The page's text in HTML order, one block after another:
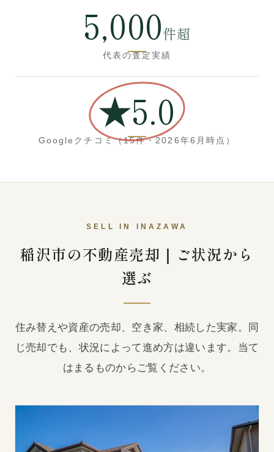
5,000件超
代表の査定実績
★5.0
Googleクチコミ（15件・2026年6月時点）
SELL IN INAZAWA
稲沢市の不動産売却｜ご状況から
選ぶ
住み替えや資産の売却、空き家、相続した実家。同
じ売却でも、状況によって進め方は違います。当て
はまるものからご覧ください。